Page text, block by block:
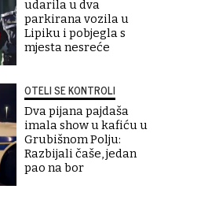
udarila u dva
parkirana vozila u
Lipiku i pobjegla s
mjesta nesreće
OTELI SE KONTROLI
Dva pijana pajdaša
imala show u kafiću u
Grubišnom Polju:
Razbijali čaše, jedan
pao na bor